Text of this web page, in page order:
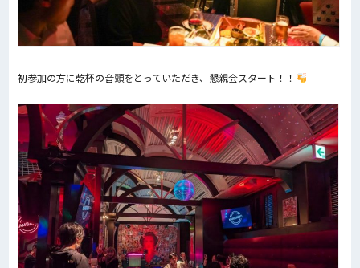
初参加の方に乾杯の音頭をとっていただき、懇親会スタート！！